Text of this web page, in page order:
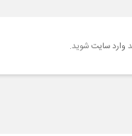
وارد سایت شوید.